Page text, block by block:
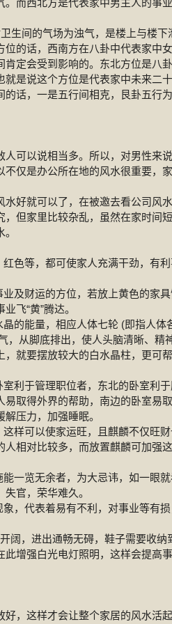
而西北方是代表家中男主人的事业
间的气场为浊气，是楼上与楼下
的话，西南方在八卦中代表家中
定会受到影响的。东北方位是八
是说这个方位是代表家中未来二
话，一是五行间相克，艮卦五行为
可以说相当多。所以，对男性来说
仅是办公所在地的风水很重要，
好就可以了，在被邀去看公司风
但家里比较杂乱，虽然在家时间短
色等，都可使家人充满干劲，有
及财运的方位，若放上黄色的家
飞“黄”腾达。
的能量，相应人体七轮 (即指人体
，从脚底排出，使人头脑清晰、精
就要摆放较大的白水晶柱，更可
利于管理职位者，东北的卧室利于
取得外界的帮助，南边的卧室易
压力，加强睡眠。
样可以使家运旺，且麒麟不仅旺
相对比较多，而放置麒麟可加强
一览无余者，为大忌讳，如一眼就
官，荣华难久。
代表着易有不利，对事业等有损
，进出通畅无碍，鞋子需要收纳
增强白光电灯照明，这样会提高
，这样才会让整个家居的风水活起